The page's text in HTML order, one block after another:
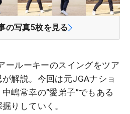
の写真5枚を見る
ールーキーのスイングをツア
解説。今回は元JGAナショ
嶋常幸の“愛弟子”でもある
りしていく。